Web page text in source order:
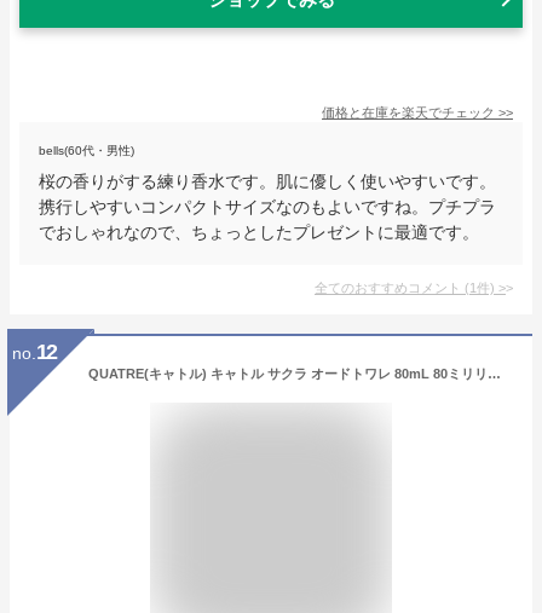
価格と在庫を楽天でチェック >>
bells(60代・男性)
桜の香りがする練り香水です。肌に優しく使いやすいです。
携行しやすいコンパクトサイズなのもよいですね。プチプラ
でおしゃれなので、ちょっとしたプレゼントに最適です。
全てのおすすめコメント (1件) >
no. 12
QUATRE(キャトル) キャトル サクラ オードトワレ 80mL 80ミリリットル (x 1)